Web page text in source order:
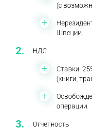
(с
Швеции.
НДС
Ставки:
(книги,
операции.
Отчетность